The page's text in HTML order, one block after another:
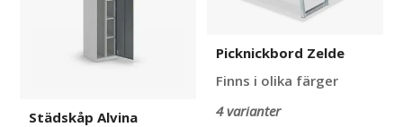
Städskåp Alvina
Picknickbord Zelde
Finns i olika färger
4 varianter